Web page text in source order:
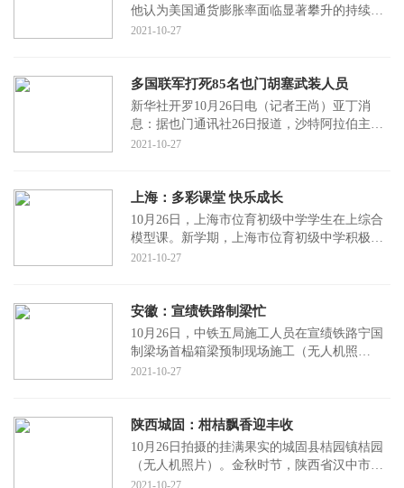
他认为美国通货膨胀率面临显著攀升的持续风
险。格林斯潘说，尽管一些推升物价的因素可
2021-10-27
多国联军打死85名也门胡塞武装人员
新华社开罗10月26日电（记者王尚）亚丁消
息：据也门通讯社26日报道，沙特阿拉伯主导
的多国联军过去24小时在也门中部马里卜省的
2021-10-27
上海：多彩课堂 快乐成长
10月26日，上海市位育初级中学学生在上综合
模型课。新学期，上海市位育初级中学积极落
实“双减”政策，根据学生年级特点，设立了综
2021-10-27
安徽：宣绩铁路制梁忙
10月26日，中铁五局施工人员在宣绩铁路宁国
制梁场首榀箱梁预制现场施工（无人机照
片）。当日，中铁五局宣绩铁路宁国制梁场首
2021-10-27
陕西城固：柑桔飘香迎丰收
10月26日拍摄的挂满果实的城固县桔园镇桔园
（无人机照片）。金秋时节，陕西省汉中市城
固县23万亩柑桔喜获丰收。近年来，地处秦岭
2021-10-27